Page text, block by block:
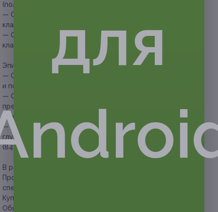
(полностью) (600 руб. вместо 1200 руб.)
— Скидка 50% на эпиляцию сахарной пастой зоны
классического бикини (350 руб. вместо 700 руб.)
— Скидка 50% на эпиляцию сахарной пастой премиум-
класса зоны глубокого бикини (500 руб. вместо 1000 руб.)
Эпиляция нескольких зон:
— Скидка 55% на сеанс эпиляции сахарной пастой голеней
и подмышечных впадин (495 руб. вместо 1100 руб.)
— Скидка 55% на сеанс эпиляции сахарной пастой
премиум-класса зоны глубокого бикини и подмышечных
впадин (630 руб. вместо 1400 руб.)
— Скидка 60% на сеанс эпиляции сахарной пастой зоны
глубокого бикини, голеней и подмышечных впадин
(840 руб. вместо 2100 руб.)
В работе используется паста «Альпика».
Процедуры выполняет опытный дипломированный
специалист.
Купон действует только для женщин.
Обязательна предварительная запись по телефону.
для